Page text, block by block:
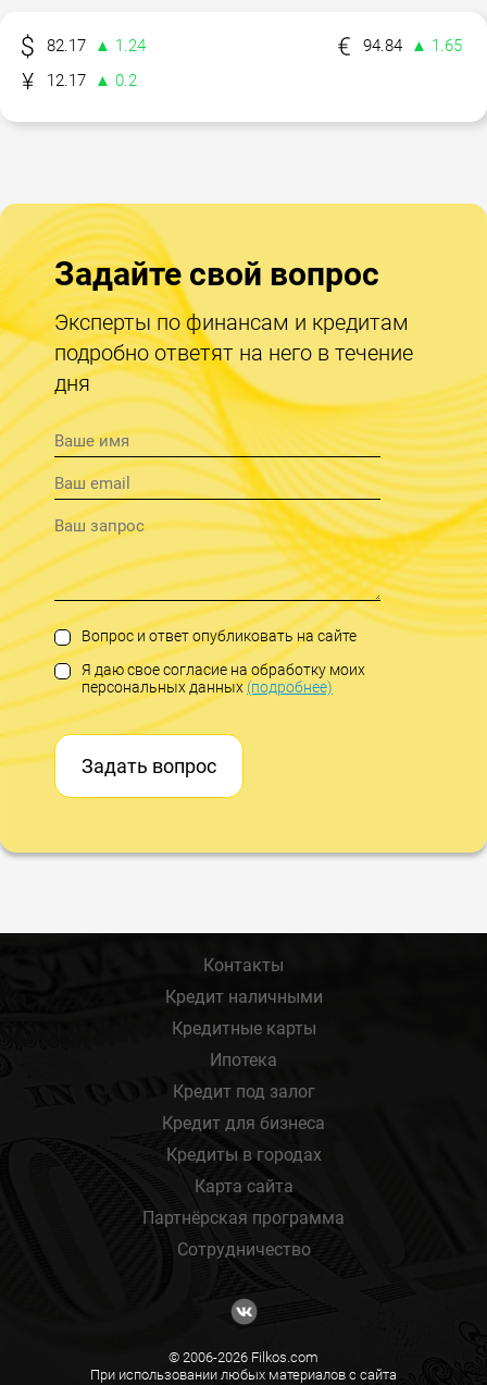
82.17 ▲ 1.24 94.84
▲ 1.65
12.17
▲ 0.2
Задайте свой вопрос
Эксперты по финансам и кредитам
подробно ответят на него в течение
дня
Вопрос и ответ опубликовать на сайте
Я даю свое согласие на обработку моих
персональных данных(подробнее)
Задать вопрос
Контакты
Кредит наличными
Кредитные карты
Ипотека
Кредит под залог
Кредит для бизнеса
Кредиты в городах
Карта сайта
Партнёрская программа
Сотрудничество
© 2006-2026 Filkos.com
При использовании любых материалов с сайта